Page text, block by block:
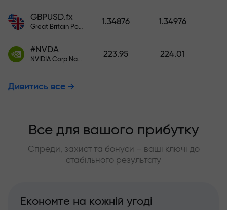
GBPUSD.fx
Great Britain Pound vs US Dollar
1.34876 1.34976
#NVDA
NVIDIA Corp Nasdaq Stock Exchange (Nasdaq) USD
223.95 224.01
Дивитись все
Все для вашого прибутку
Спреди, захист та бонуси – ваші ключі до
стабільного результату
Економте на кожній угоді